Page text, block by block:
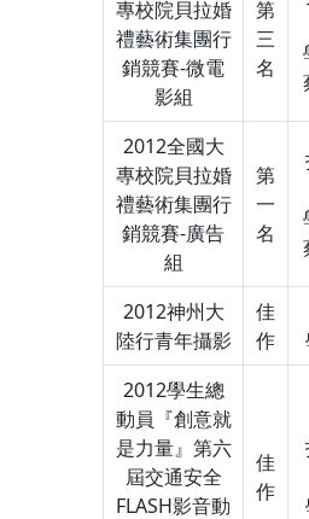
專校院貝拉婚
禮藝術集團行
銷競賽-微電
影組
第
三
名
2012全國大
專校院貝拉婚
禮藝術集團行
銷競賽-廣告
組
第
一
名
2012神州大
陸行青年攝影
佳
作
2012學生總
動員『創意就
是力量』第六
屆交通安全
FLASH影音動
佳
作